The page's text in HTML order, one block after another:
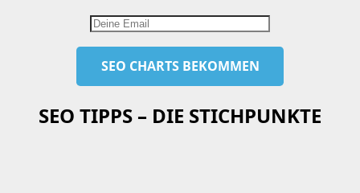
SEO TIPPS – DIE STICHPUNKTE